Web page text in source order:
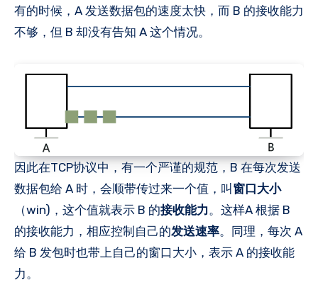
有的时候，A 发送数据包的速度太快，而 B 的接收能力
不够，但 B 却没有告知 A 这个情况。
因此在TCP协议中，有一个严谨的规范，B 在每次发送
数据包给 A 时，会顺带传过来一个值，叫 窗口大小
（win)，这个值就表示 B 的接收能力。这样A 根据 B
的接收能力，相应控制自己的发送速率。同理，每次 A
给 B 发包时也带上自己的窗口大小，表示 A 的接收能
力。